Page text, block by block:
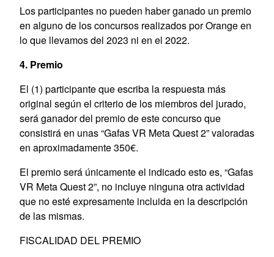
Los participantes no pueden haber ganado un premio
en alguno de los concursos realizados por Orange en
lo que llevamos del 2023 ni en el 2022.
4. Premio
El (1) participante que escriba la respuesta más
original según el criterio de los miembros del jurado,
será ganador del premio de este concurso que
consistirá en unas “Gafas VR Meta Quest 2” valoradas
en aproximadamente 350€.
El premio será únicamente el indicado esto es, “Gafas
VR Meta Quest 2”, no incluye ninguna otra actividad
que no esté expresamente incluida en la descripción
de las mismas.
FISCALIDAD DEL PREMIO